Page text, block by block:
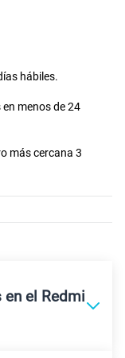
hábiles.
menos de 24
más cercana 3
el Redmi